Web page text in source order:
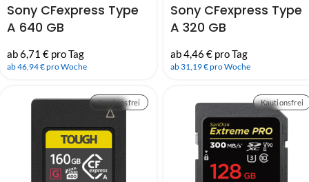
Sony CFexpress Type
A 640 GB
CEA-G (800 MB/s)
ab 6,71 € pro Tag
ab 46,94 € pro Woche
Sony CFexpress Type
A 320 GB
CEA-G (800 MB/s)
ab 4,46 € pro Tag
ab 31,19 € pro Woche
Kautionsfrei Kautionsfrei